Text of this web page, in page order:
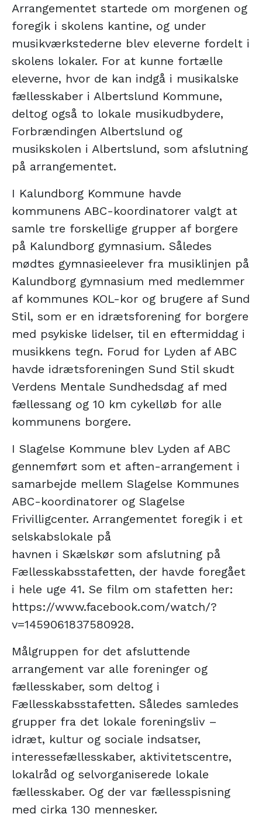
Arrangementet startede om morgenen og
foregik i skolens kantine, og under
musikværkstederne blev eleverne fordelt i
skolens lokaler. For at kunne fortælle
eleverne, hvor de kan indgå i musikalske
fællesskaber i Albertslund Kommune,
deltog også to lokale musikudbydere,
Forbrændingen Albertslund og
musikskolen i Albertslund, som afslutning
på arrangementet.
I Kalundborg Kommune havde
kommunens ABC-koordinatorer valgt at
samle tre forskellige grupper af borgere
på Kalundborg gymnasium. Således
mødtes gymnasieelever fra musiklinjen på
Kalundborg gymnasium med medlemmer
af kommunes KOL-kor og brugere af Sund
Stil, som er en idrætsforening for borgere
med psykiske lidelser, til en eftermiddag i
musikkens tegn. Forud for Lyden af ABC
havde idrætsforeningen Sund Stil skudt
Verdens Mentale Sundhedsdag af med
fællessang og 10 km cykelløb for alle
kommunens borgere.
I Slagelse Kommune blev Lyden af ABC
gennemført som et aften-arrangement i
samarbejde mellem Slagelse Kommunes
ABC-koordinatorer og Slagelse
Frivilligcenter. Arrangementet foregik i et
selskabslokale på
havnen i Skælskør som afslutning på
Fællesskabsstafetten, der havde foregået
i hele uge 41. Se film om stafetten her:
https://www.facebook.com/watch/?
v=1459061837580928.
Målgruppen for det afsluttende
arrangement var alle foreninger og
fællesskaber, som deltog i
Fællesskabsstafetten. Således samledes
grupper fra det lokale foreningsliv –
idræt, kultur og sociale indsatser,
interessefællesskaber, aktivitetscentre,
lokalråd og selvorganiserede lokale
fællesskaber. Og der var fællesspisning
med cirka 130 mennesker.